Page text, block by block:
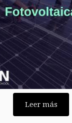
Leer más